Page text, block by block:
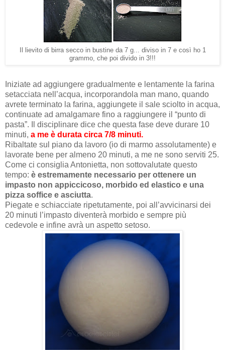
Il lievito di birra secco in bustine da 7 g... diviso in 7 e così ho 1
grammo, che poi divido in 3!!!
Iniziate ad aggiungere gradualmente e lentamente la farina
setacciata nell’acqua, incorporandola man mano, quando
avrete terminato la farina, aggiungete il sale sciolto in acqua,
continuate ad amalgamare fino a raggiungere il “punto di
pasta”. Il disciplinare dice che questa fase deve durare 10
minuti, a me è durata circa 7/8 minuti.
Ribaltate sul piano da lavoro (io di marmo assolutamente) e
lavorate bene per almeno 20 minuti, a me ne sono serviti 25.
Come ci consiglia Antonietta, non sottovalutate questo
tempo: è estremamente necessario per ottenere un
impasto non appiccicoso, morbido ed elastico e una
pizza soffice e asciutta.
Piegate e schiacciate ripetutamente, poi all’avvicinarsi dei
20 minuti l’impasto diventerà morbido e sempre più
cedevole e infine avrà un aspetto setoso.